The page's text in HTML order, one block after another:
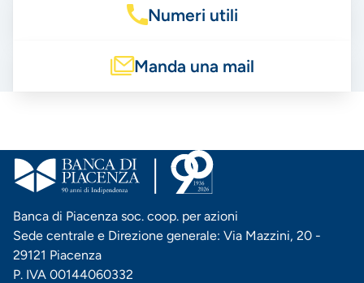
Numeri utili
Manda una mail
Banca di Piacenza soc. coop. per azioni
Sede centrale e Direzione generale: Via Mazzini, 20 -
29121 Piacenza
P. IVA 00144060332